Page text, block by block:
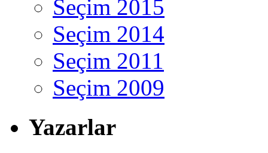
Seçim 2015
Seçim 2014
Seçim 2011
Seçim 2009
Yazarlar